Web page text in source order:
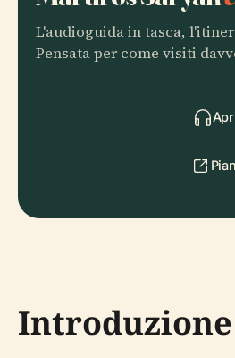
L'audioguida in tasca,
Pensata per come visiti
Introduzione